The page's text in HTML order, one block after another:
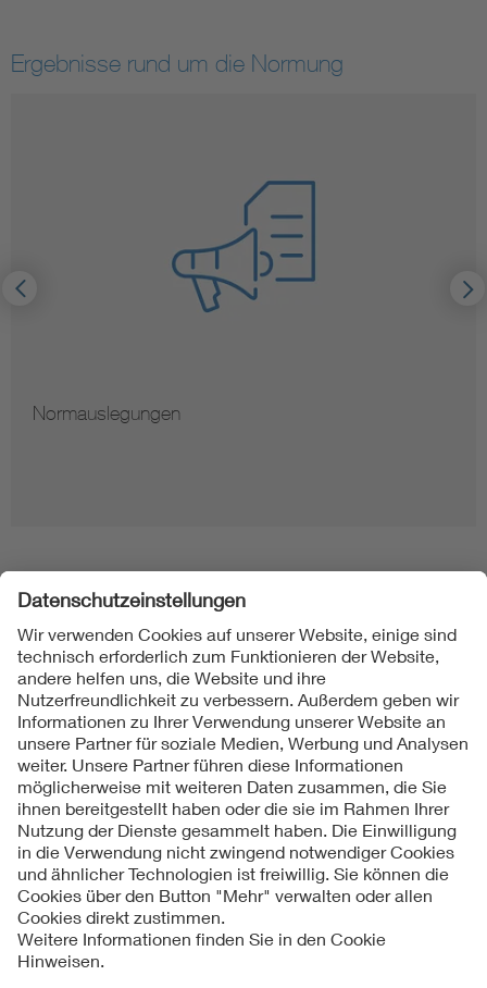
Ergebnisse rund um die Normung
Normauslegungen
Folgen Sie uns
Kontakt
Impressum
Datenschutzinformationen
Cookie Hinweise